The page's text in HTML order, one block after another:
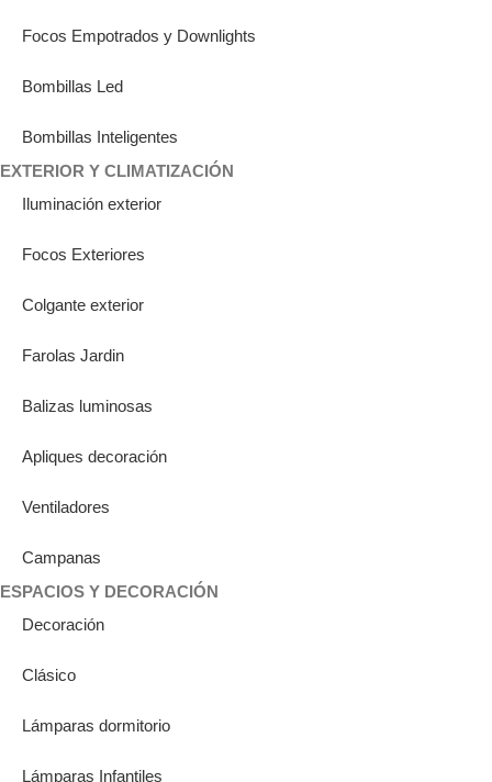
Focos Empotrados y Downlights
Bombillas Led
Bombillas Inteligentes
EXTERIOR Y CLIMATIZACIÓN
Iluminación exterior
Focos Exteriores
Colgante exterior
Farolas Jardin
Balizas luminosas
Apliques decoración
Ventiladores
Campanas
ESPACIOS Y DECORACIÓN
Decoración
Clásico
Lámparas dormitorio
Lámparas Infantiles